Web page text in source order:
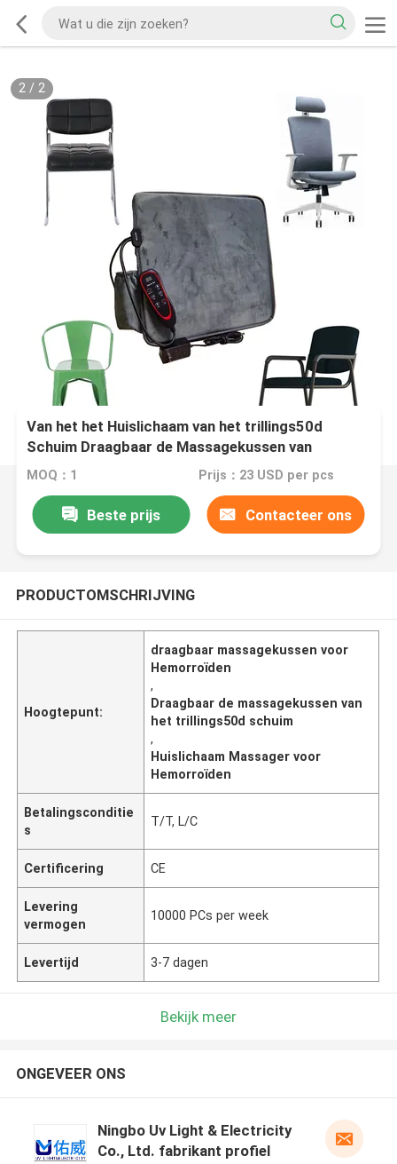
2/ 2
Van het het Huislichaam van het trillings50d
Schuim Draagbaar de Massagekussen van
Massager voor Hemorroïden
MOQ：1 Prijs：23 USD per pcs
Beste prijs Contacteer ons
PRODUCTOMSCHRIJVING
Hoogtepunt:
draagbaar massagekussen voor
Hemorroïden
,
Draagbaar de massagekussen van
het trillings50d schuim
,
Huislichaam Massager voor
Hemorroïden
Betalingsconditie
s
T/T, L/C
Certificering CE
Levering
vermogen
10000 PCs per week
Levertijd 3-7 dagen
Bekijk meer
ONGEVEER ONS
Ningbo Uv Light & Electricity
Co., Ltd. fabrikant profiel